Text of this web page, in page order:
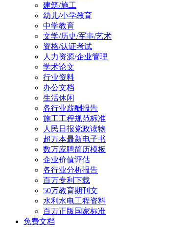
建筑/施工
幼儿/小学教育
中学教育
文学/历史/军事/艺术
资格/认证考试
人力资源/企业管理
学术论文
行业资料
办公文档
生活休闲
各行业薪酬报告
施工工程规范标准
人民日报党政读物
超万本最新电子书
数万应聘简历模板
企业价值评估
各行业分析报告
百万专利下载
50万教育期刊文
水利水电工程资料
百万正版国家标准
免费文档